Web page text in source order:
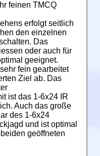
feinen TMCQ
erfolgt seitlich
den einzelnen
Das
oder auch für
geeignet.
fein gearbeitet
Ziel ab. Das
ist das 1-6x24 IR
Auch das große
des 1-6x24
und ist optimal
geöffneten